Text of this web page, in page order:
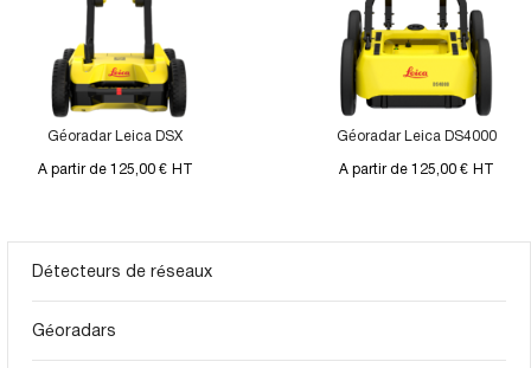
Détecteurs de réseaux
Géoradars
Géoradar Leica DSX
A partir de 125,00 € HT
Géoradar Leica DS4000
A partir de 125,00 € HT